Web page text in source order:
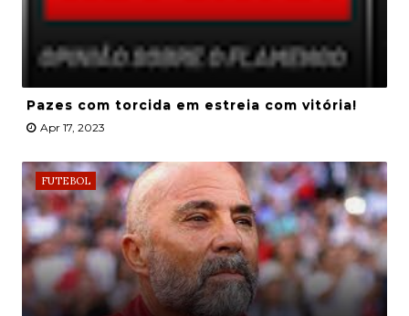
Pazes com torcida em estreia com vitória!
Apr 17, 2023
FUTEBOL